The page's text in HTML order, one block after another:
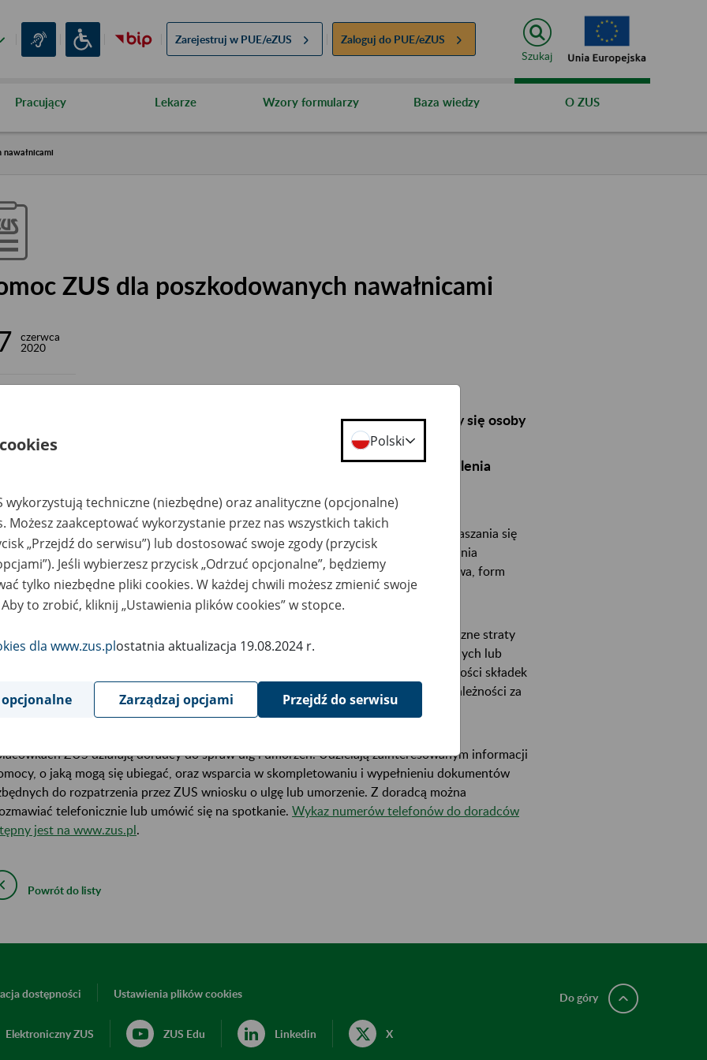
Zarejestruj w PUE/eZUS Zaloguj do PUE/eZUS
Szukaj
Pracujący Lekarze Wzory formularzy Baza wiedzy O ZUS
nawałnicami
ZUS dla poszkodowanych nawałnicami
czerwca
2020
Ubezpieczeń Społecznych dostrzega trudną sytuację, w jakiej znalazły się osoby
w wyniku nawałnic, które przeszły w ostatni weekend nad
Dlatego podejmuje wszelkie prawnie dostępne działania w celu udzielenia
Zakładu Ubezpieczeń Społecznych zostali poinformowani o możliwości zgłaszania się
ZUS osób poszkodowanych skutkami nawałnic. Są zobowiązani do udzielania
na temat możliwych do uzyskania, zgodnie z obowiązującymi przepisami prawa, form
w tym w ramach Tarczy Antykryzysowej.
powinni zwracać się płatnicy składek, którzy w wyniku nawałnic ponieśli znaczne straty
i dlatego doświadczają problemów z terminowym opłacaniem składek bieżących lub
zadłużenia. Mają możliwość złożenia w ZUS wniosku o odroczenie terminu płatności składek
o rozłożenie spłaty należności z tytułu składek na raty. Jeżeli ulga dotyczy należności za
od stycznia 2020 r., nie będzie naliczana opłata prolongacyjna.
ZUS działają doradcy do spraw ulg i umorzeń. Udzielają zainteresowanym informacji
o jaką mogą się ubiegać, oraz wsparcia w skompletowaniu i wypełnieniu dokumentów
do rozpatrzenia przez ZUS wniosku o ulgę lub umorzenie. Z doradcą można
telefonicznie lub umówić się na spotkanie. Wykaz numerów telefonów do doradców
jest na www.zus.pl.
Powrót do listy
dostępności Ustawienia plików cookies
Elektroniczny ZUS ZUS Edu Linkedin X
Do góry
Polski
wykorzystują techniczne (niezbędne) oraz analityczne (opcjonalne)
Możesz zaakceptować wykorzystanie przez nas wszystkich takich
„Przejdź do serwisu”) lub dostosować swoje zgody (przycisk
Jeśli wybierzesz przycisk „Odrzuć opcjonalne”, będziemy
tylko niezbędne pliki cookies. W każdej chwili możesz zmienić swoje
to zrobić, kliknij „Ustawienia plików cookies” w stopce.
dla www.zus.plostatnia aktualizacja 19.08.2024 r.
Zarządzaj opcjami Przejdź do serwisu